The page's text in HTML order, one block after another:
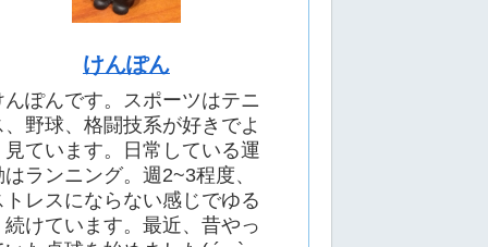
けんぽん
んぽんです。スポーツはテニ
、野球、格闘技系が好きでよ
見ています。日常している運
はランニング。週2~3程度、
トレスにならない感じでゆる
続けています。最近、昔やっ